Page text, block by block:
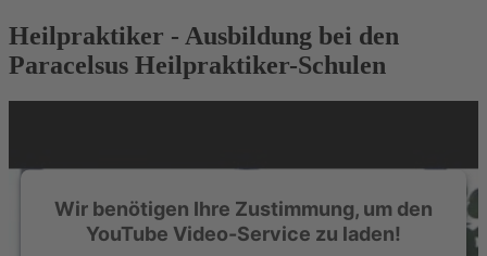
Heilpraktiker - Ausbildung bei den
Paracelsus Heilpraktiker-Schulen
Wir benötigen Ihre Zustimmung, um den
YouTube Video-Service zu laden!